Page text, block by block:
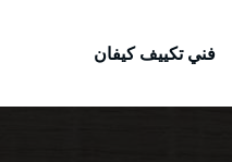
فني تكييف كيفان